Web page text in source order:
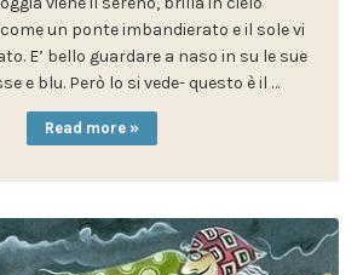
un ponte imbandierato e il sole vi
E’ bello guardare a naso in su le sue
e blu. Però lo si vede- questo è il …
Read more »